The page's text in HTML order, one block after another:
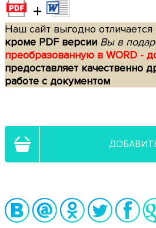
+
Наш сайт выгодно
кроме PDF версии Вы в
преобразованную в WORD -
предоставляет качественно
работе с документом